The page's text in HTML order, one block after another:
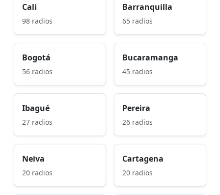
Cali
98 radios
Barranquilla
65 radios
Bogotá
56 radios
Bucaramanga
45 radios
Ibagué
27 radios
Pereira
26 radios
Neiva
20 radios
Cartagena
20 radios